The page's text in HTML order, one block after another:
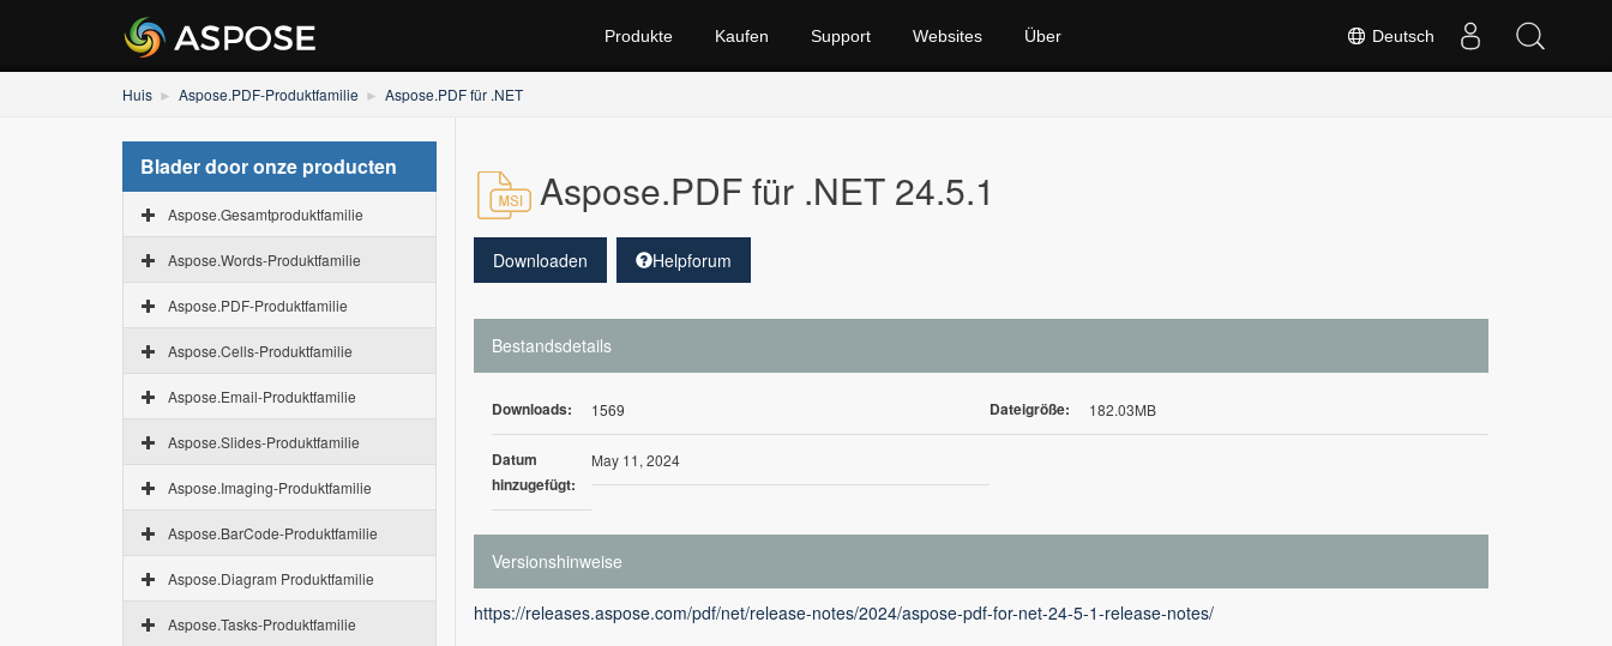
Deutsch
Produkte Kaufen Support Websites Über
Huis Aspose.PDF-Produktfamilie Aspose.PDF für .NET
Blader door onze producten
Aspose.Gesamtproduktfamilie
Aspose.Words-Produktfamilie
Aspose.PDF-Produktfamilie
Aspose.Cells-Produktfamilie
Aspose.Email-Produktfamilie
Aspose.Slides-Produktfamilie
Aspose.Imaging-Produktfamilie
Aspose.BarCode-Produktfamilie
Aspose.Diagram Produktfamilie
Aspose.Tasks-Produktfamilie
Aspose.PDF für .NET 24.5.1
Downloaden Helpforum
Bestandsdetails
Downloads: 1569 Dateigröße: 182.03MB
Datum
hinzugefügt:
May 11, 2024
Versionshinweise
https://releases.aspose.com/pdf/net/release-notes/2024/aspose-pdf-for-net-24-5-1-release-notes/